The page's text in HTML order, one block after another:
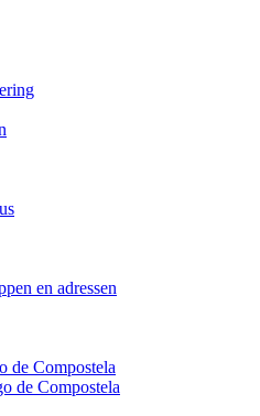
en adressen
de Compostela
de Compostela